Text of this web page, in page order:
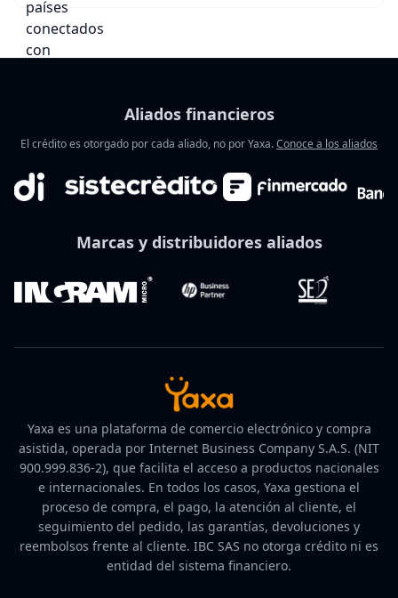
Aliados financieros
El crédito es otorgado por cada aliado, no por Yaxa.Conoce a los aliados
Marcas y distribuidores aliados
Yaxa es una plataforma de comercio electrónico y compra
asistida, operada por Internet Business Company S.A.S. (NIT
900.999.836-2), que facilita el acceso a productos nacionales
e internacionales. En todos los casos, Yaxa gestiona el
proceso de compra, el pago, la atención al cliente, el
seguimiento del pedido, las garantías, devoluciones y
reembolsos frente al cliente. IBC SAS no otorga crédito ni es
entidad del sistema financiero.